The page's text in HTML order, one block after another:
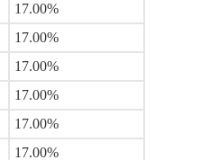
17.00%
17.00%
17.00%
17.00%
17.00%
17.00%